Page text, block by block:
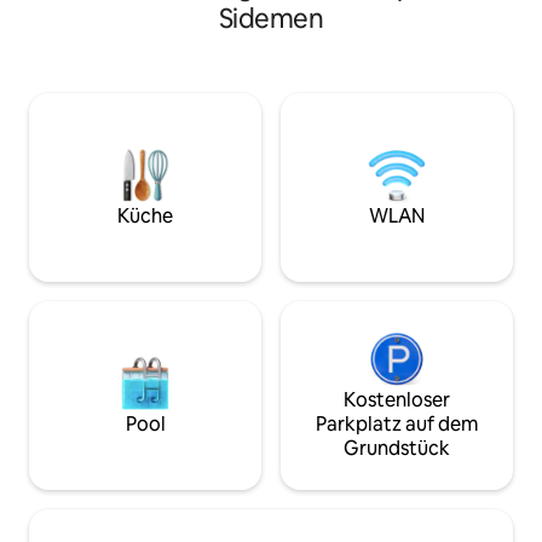
von jedem Zimmer aus einen
gemütliche Abende stellen wir auf
Anfrage auch einen Projektor und eine
Leinwand zur Verfügung – perfekt für
Filmabende unter den Sternen in eurem
hausgemachtes,
hoher
mit der Natur
in jedem
Sidemen
Küche WLAN
Pool
Kostenloser
Parkplatz auf dem
Grundstück